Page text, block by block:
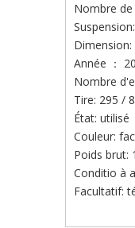
Nombre de
Année ：
Nombre
Tire: 295 /
État: utilisé
Couleur:
Poids brut:
Conditio à
Facultatif: